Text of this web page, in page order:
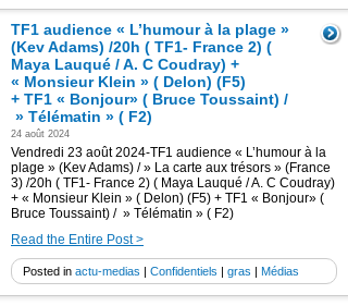
TF1 audience « L’humour à la plage »
(Kev Adams) /20h ( TF1- France 2) (
Maya Lauqué / A. C Coudray) +
« Monsieur Klein » ( Delon) (F5)
+ TF1 « Bonjour» ( Bruce Toussaint) /
» Télématin » ( F2)
24 août 2024
Vendredi 23 août 2024-TF1 audience « L’humour à la
plage » (Kev Adams) / » La carte aux trésors » (France
3) /20h ( TF1- France 2) ( Maya Lauqué / A. C Coudray)
+ « Monsieur Klein » ( Delon) (F5) + TF1 « Bonjour» (
Bruce Toussaint) / » Télématin » ( F2)
Read the Entire Post >
Posted in actu-medias | Confidentiels | gras | Médias